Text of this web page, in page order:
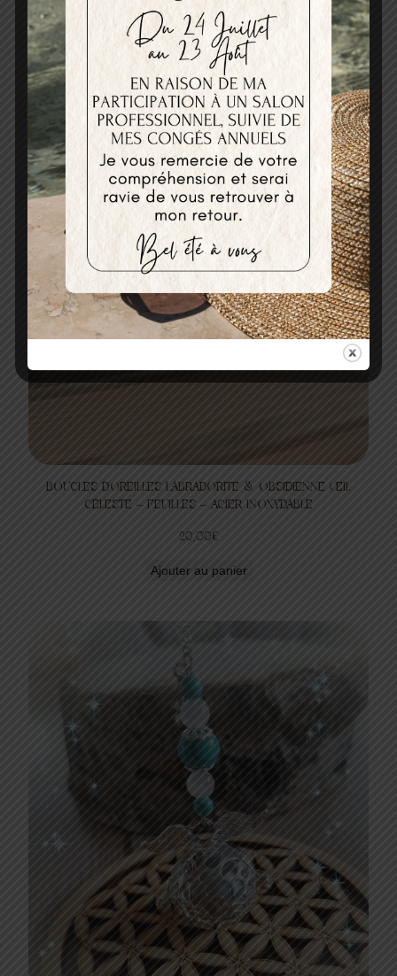
BOUCLES D’OREILLES LABRADORITE & OBSIDIENNE ŒIL
CÉLESTE – FEUILLES – ACIER INOXYDABLE
20,00€
Ajouter au panier